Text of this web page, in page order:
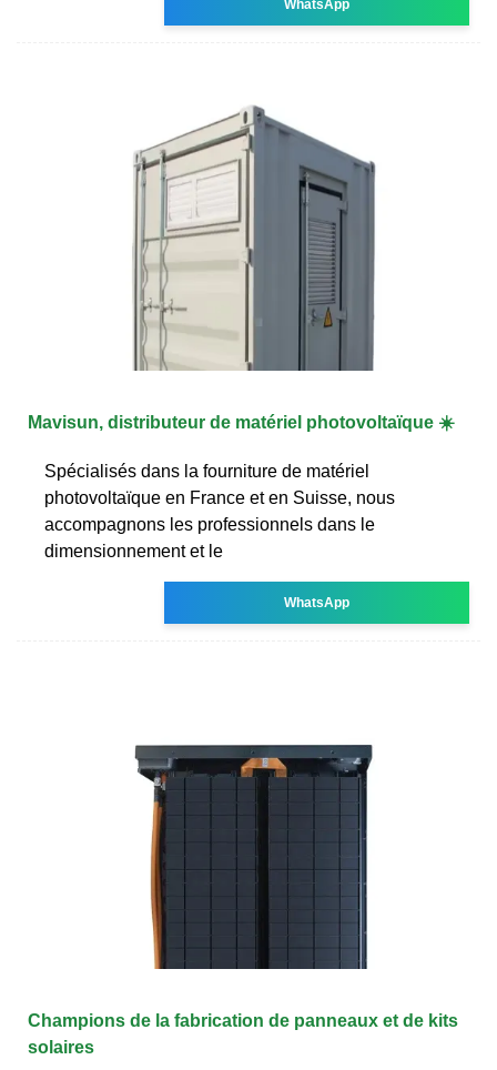
WhatsApp
Mavisun, distributeur de matériel photovoltaïque ☀️
Spécialisés dans la fourniture de matériel
photovoltaïque en France et en Suisse, nous
accompagnons les professionnels dans le
dimensionnement et le
WhatsApp
Champions de la fabrication de panneaux et de kits
solaires